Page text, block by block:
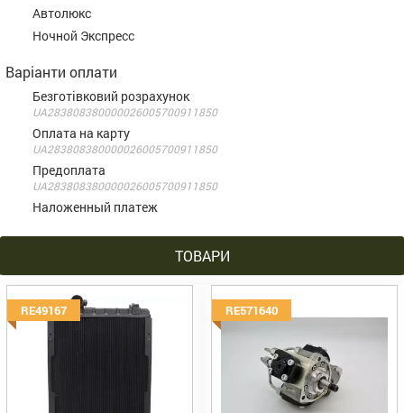
Автолюкс
Ночной Экспресс
Варіанти оплати
Безготівковий розрахунок
UA283808380000026005700911850
Оплата на карту
UA283808380000026005700911850
Предоплата
UA283808380000026005700911850
Наложенный платеж
ТОВАРИ
RE49167 RE571640